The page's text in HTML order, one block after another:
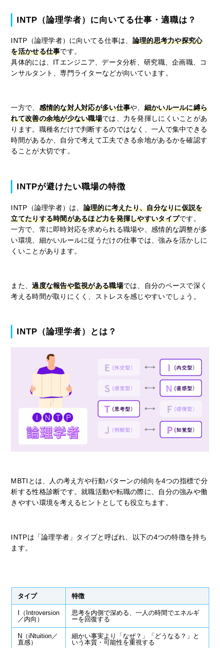
INTP（論理学者）に向いてる仕事・適職は？
INTP（論理学者）に向いてる仕事は、 論理的思考力や探究心
を活かせる仕事です。
具体的には、ITエンジニア、データ分析、研究職、企画職、コ
ンサルタント、専門ライターなどが向いています。
一方で、 感情的な対人対応が多い仕事や、 細かいルールに縛ら
れて改善の余地が少ない職場では、力を発揮しにくいことがあ
ります。職種名だけで判断するのではなく、一人で集中できる
時間があるか、自分で考えて工夫できる余地があるかを確認す
ることが大切です。
INTPが避けたい職場の特徴
INTP（論理学者）は、 論理的に考えたり、自分なりに仮説を
立てたりする時間があるほど力を発揮しやすいタイプです。
一方で、常に即時対応を求められる職場や、感情的な調整が多
い環境、細かいルールに従うだけの仕事では、強みを活かしに
くいことがあります。
また、過度な報告や監視がある職場では、自分のペースで深く
考える時間が取りにくく、ストレスを感じやすいでしょう。
INTP（論理学者）とは？
MBTIとは、人の考え方や行動パターンの傾向を4つの指標で分
析する性格診断です。就職活動や転職の際に、自分の強みや働
きやすい環境を考えるヒントとしても役立ちます。
INTPは「論理学者」タイプと呼ばれ、以下の4つの特徴を持ち
ます。
タイプ 特徴
I（Introversion
／内向）
思考を内側で深める、一人の時間でエネルギ
ーを回復する
N（iNtuition／
直感）
細かい事実より「なぜ？」「どうなる？」と
いう本質・可能性を重視する